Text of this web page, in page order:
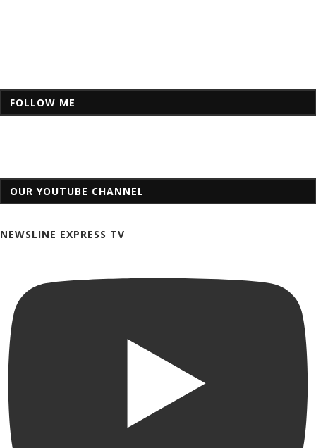
FOLLOW ME
OUR YOUTUBE CHANNEL
NEWSLINE EXPRESS TV